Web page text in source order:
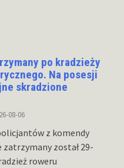
po kradzieży
Na posesji
skradzione
08-06
z komendy
został 29-
roweru